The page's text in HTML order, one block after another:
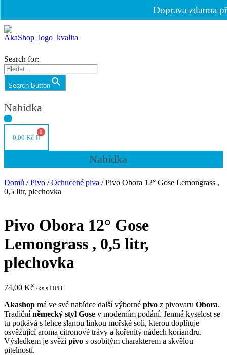
Search for:
Search Button
Nabídka
0,00 Kč
Nabídka
Domů /Pivo /Ochucené piva / Pivo Obora 12° Gose Lemongrass ,
0,5 litr, plechovka
Pivo Obora 12° Gose
Lemongrass , 0,5 litr,
plechovka
74,00 Kč /ks s DPH
Akashop má ve své nabídce další výborné pivo z pivovaru Obora.
Tradičníněmecký styl Gose v moderním podání. Jemná kyselost se
tu potkává s lehce slanou linkou mořské soli, kterou doplňuje
osvěžující aroma citronové trávy a kořenitý nádech koriandru.
Výsledkem je svěžípivo s osobitým charakterem a skvělou
pitelností.
Doprava zdarma